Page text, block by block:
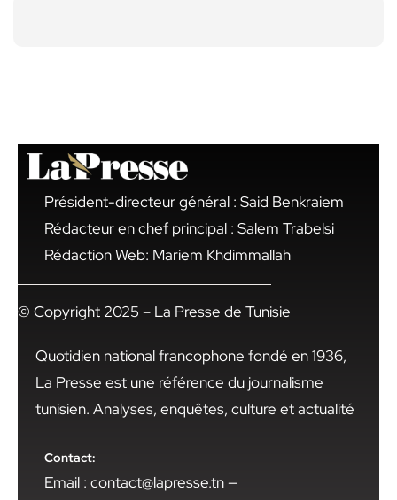
Président-directeur général : Said Benkraiem
Rédacteur en chef principal : Salem Trabelsi
Rédaction Web: Mariem Khdimmallah
© Copyright 2025 – La Presse de Tunisie
Quotidien national francophone fondé en 1936,
La Presse est une référence du journalisme
tunisien. Analyses, enquêtes, culture et actualité
Contact:
Email : contact@lapresse.tn —